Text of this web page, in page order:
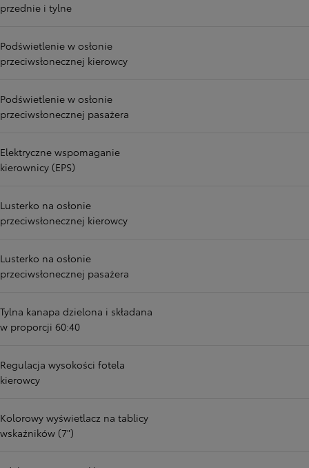
przednie i tylne
Podświetlenie w osłonie
przeciwsłonecznej kierowcy
Podświetlenie w osłonie
przeciwsłonecznej pasażera
Elektryczne wspomaganie
kierownicy (EPS)
Lusterko na osłonie
przeciwsłonecznej kierowcy
Lusterko na osłonie
przeciwsłonecznej pasażera
Tylna kanapa dzielona i składana
w proporcji 60:40
Regulacja wysokości fotela
kierowcy
Kolorowy wyświetlacz na tablicy
wskaźników (7")